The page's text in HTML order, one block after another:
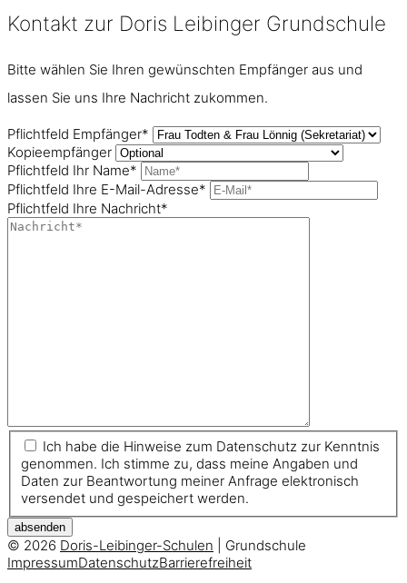
Kontakt zur Doris Leibinger Grundschule
Bitte wählen Sie Ihren gewünschten Empfänger aus und
lassen Sie uns Ihre Nachricht zukommen.
Pflichtfeld Empfänger*
Kopieempfänger
Pflichtfeld Ihr Name*
Pflichtfeld Ihre E-Mail-Adresse*
Pflichtfeld Ihre Nachricht*
Ich habe die Hinweise zum Datenschutz zur Kenntnis
genommen. Ich stimme zu, dass meine Angaben und
Daten zur Beantwortung meiner Anfrage elektronisch
versendet und gespeichert werden.
absenden
© 2026 Doris-Leibinger-Schulen | Grundschule
ImpressumDatenschutzBarrierefreiheit